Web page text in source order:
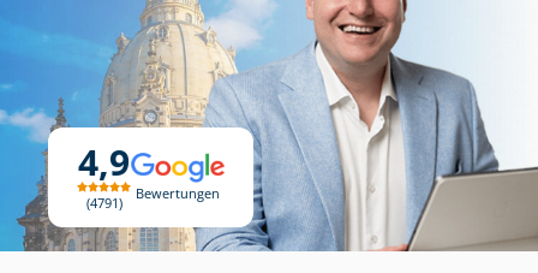
4,9
4791
Bewertungen